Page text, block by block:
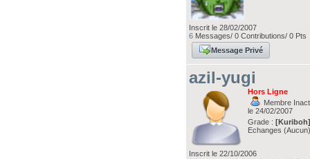
Inscrit le 28/02/2007
6 Messages/ 0 Contributions/ 0 Pts
Message Privé
azil-yugi
Hors Ligne
Membre
le 24/02/2007
Grade :
Echanges
Inscrit le 22/10/2006